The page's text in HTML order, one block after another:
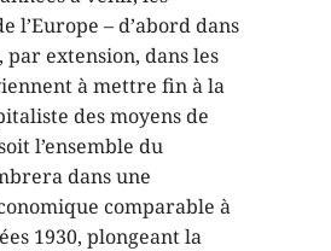
l’Europe – d’abord dans
par extension, dans les
à mettre fin à la
des moyens de
l’ensemble du
dans une
comparable à
1930, plongeant la